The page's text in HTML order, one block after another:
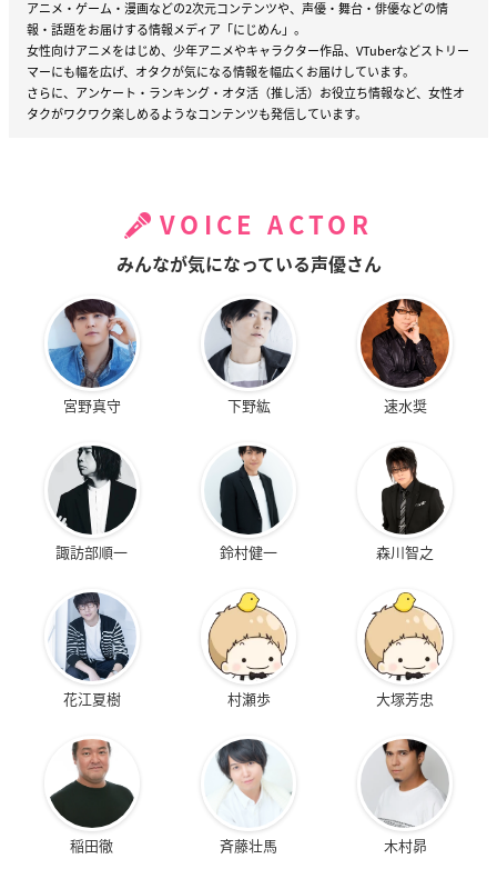
アニメ・ゲーム・漫画などの2次元コンテンツや、声優・舞台・俳優などの情
報・話題をお届けする情報メディア「にじめん」。
女性向けアニメをはじめ、少年アニメやキャラクター作品、VTuberなどストリー
マーにも幅を広げ、オタクが気になる情報を幅広くお届けしています。
さらに、アンケート・ランキング・オタ活（推し活）お役立ち情報など、女性オ
タクがワクワク楽しめるようなコンテンツも発信しています。
VOICE ACTOR
みんなが気になっている声優さん
宮野真守 下野紘 速水奨
諏訪部順一 鈴村健一 森川智之
花江夏樹 村瀬歩 大塚芳忠
稲田徹 斉藤壮馬 木村昴